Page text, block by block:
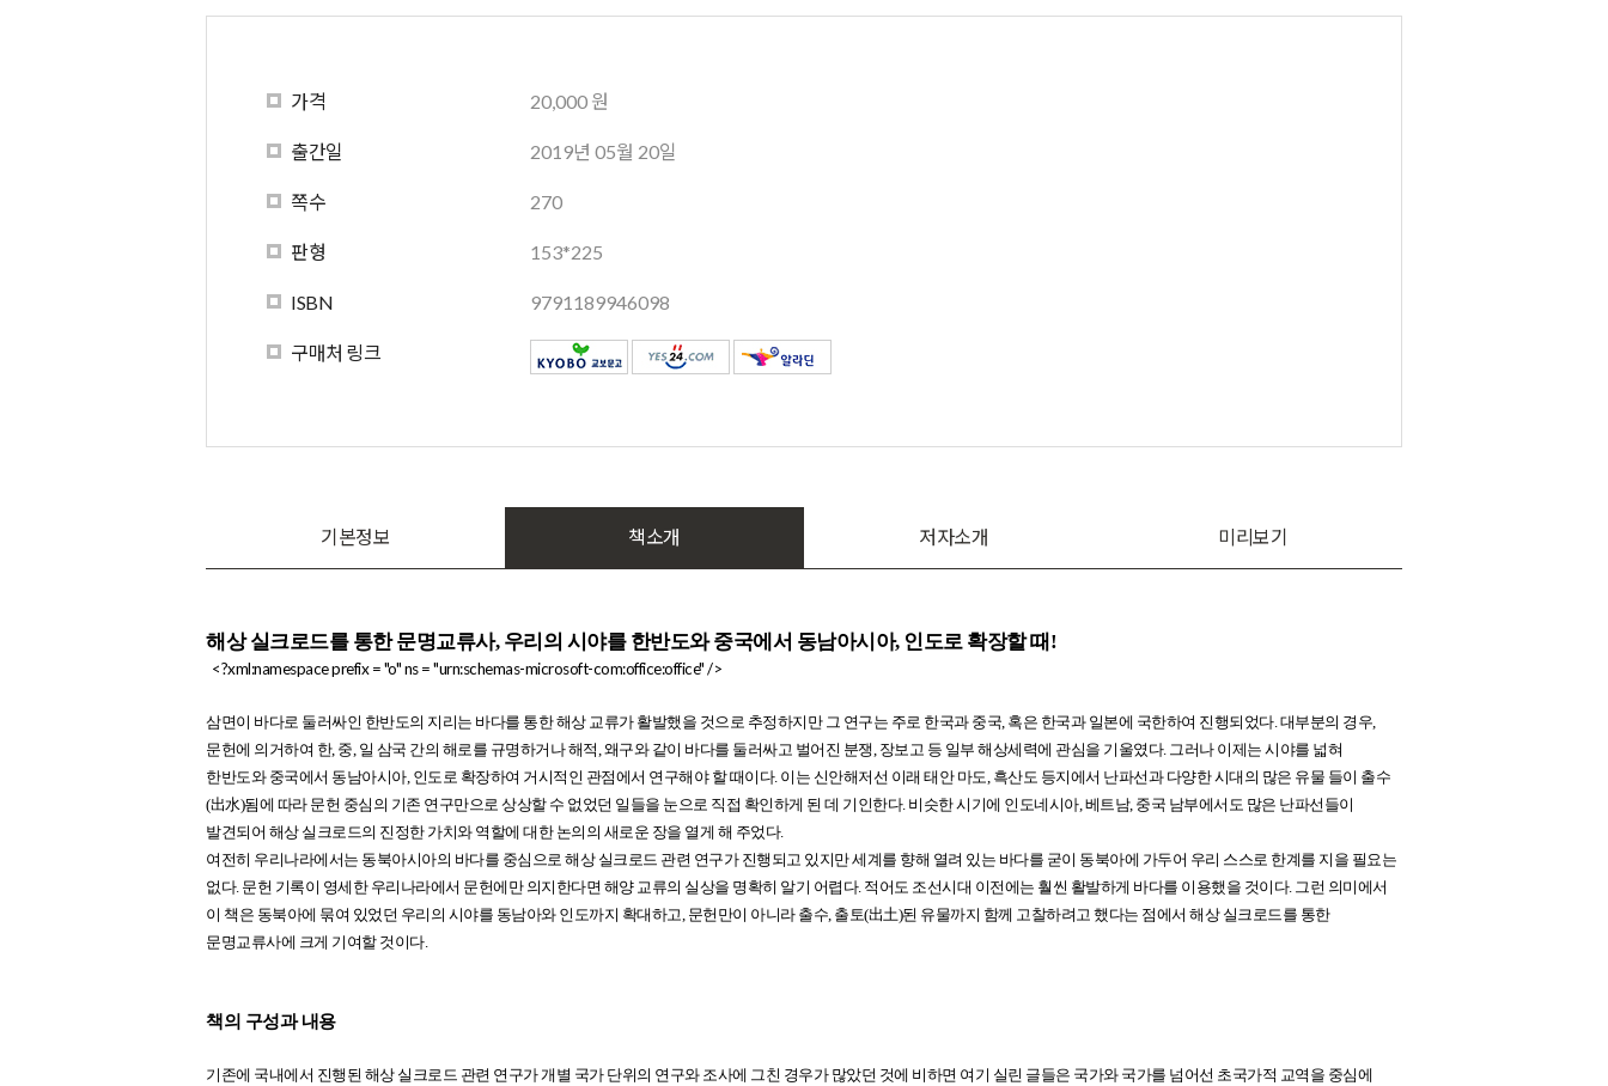
가격 20,000 원
출간일 2019년 05월 20일
쪽수 270
판형 153*225
ISBN 9791189946098
구매처 링크
기본정보 책소개 저자소개 미리보기
해상 실크로드를 통한 문명교류사, 우리의 시야를 한반도와 중국에서 동남아시아, 인도로 확장할 때!
<?xml:namespace prefix = "o" ns = "urn:schemas-microsoft-com:office:office" />
삼면이 바다로 둘러싸인 한반도의 지리는 바다를 통한 해상 교류가 활발했을 것으로 추정하지만 그 연구는 주로 한국과 중국, 혹은 한국과 일본에 국한하여 진행되었다. 대부분의 경우,
문헌에 의거하여 한, 중, 일 삼국 간의 해로를 규명하거나 해적, 왜구와 같이 바다를 둘러싸고 벌어진 분쟁, 장보고 등 일부 해상세력에 관심을 기울였다. 그러나 이제는 시야를 넓혀
한반도와 중국에서 동남아시아, 인도로 확장하여 거시적인 관점에서 연구해야 할 때이다. 이는 신안해저선 이래 태안 마도, 흑산도 등지에서 난파선과 다양한 시대의 많은 유물 들이 출수
(出水)됨에 따라 문헌 중심의 기존 연구만으로 상상할 수 없었던 일들을 눈으로 직접 확인하게 된 데 기인한다. 비슷한 시기에 인도네시아, 베트남, 중국 남부에서도 많은 난파선들이
발견되어 해상 실크로드의 진정한 가치와 역할에 대한 논의의 새로운 장을 열게 해 주었다.
여전히 우리나라에서는 동북아시아의 바다를 중심으로 해상 실크로드 관련 연구가 진행되고 있지만 세계를 향해 열려 있는 바다를 굳이 동북아에 가두어 우리 스스로 한계를 지을 필요는
없다. 문헌 기록이 영세한 우리나라에서 문헌에만 의지한다면 해양 교류의 실상을 명확히 알기 어렵다. 적어도 조선시대 이전에는 훨씬 활발하게 바다를 이용했을 것이다. 그런 의미에서
이 책은 동북아에 묶여 있었던 우리의 시야를 동남아와 인도까지 확대하고, 문헌만이 아니라 출수, 출토(出土)된 유물까지 함께 고찰하려고 했다는 점에서 해상 실크로드를 통한
문명교류사에 크게 기여할 것이다.
책의 구성과 내용
기존에 국내에서 진행된 해상 실크로드 관련 연구가 개별 국가 단위의 연구와 조사에 그친 경우가 많았던 것에 비하면 여기 실린 글들은 국가와 국가를 넘어선 초국가적 교역을 중심에